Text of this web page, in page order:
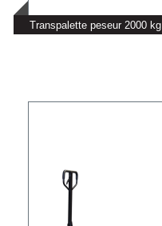
Transpalette peseur 2000 kg